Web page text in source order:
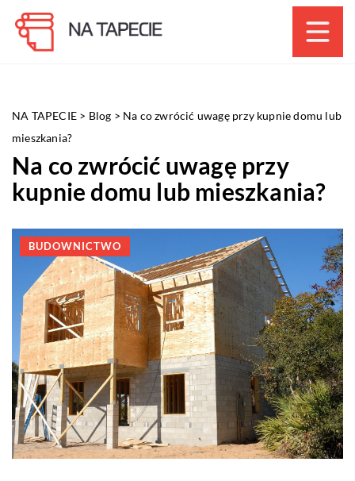
NA TAPECIE > Blog > Na co zwrócić uwagę przy kupnie domu lub
mieszkania?
Na co zwrócić uwagę przy
kupnie domu lub mieszkania?
BUDOWNICTWO